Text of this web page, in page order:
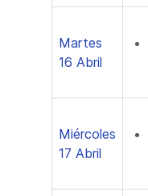
Martes
16 Abril
Miércoles
17 Abril